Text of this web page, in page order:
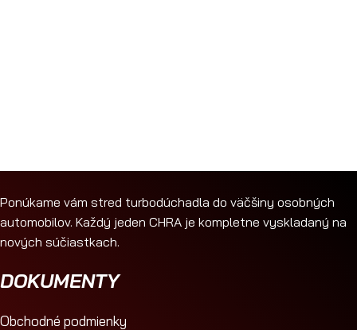
Ponúkame vám stred turbodúchadla do väčšiny osobných
automobilov. Každý jeden CHRA je kompletne vyskladaný na
nových súčiastkach.
DOKUMENTY
Obchodné podmienky